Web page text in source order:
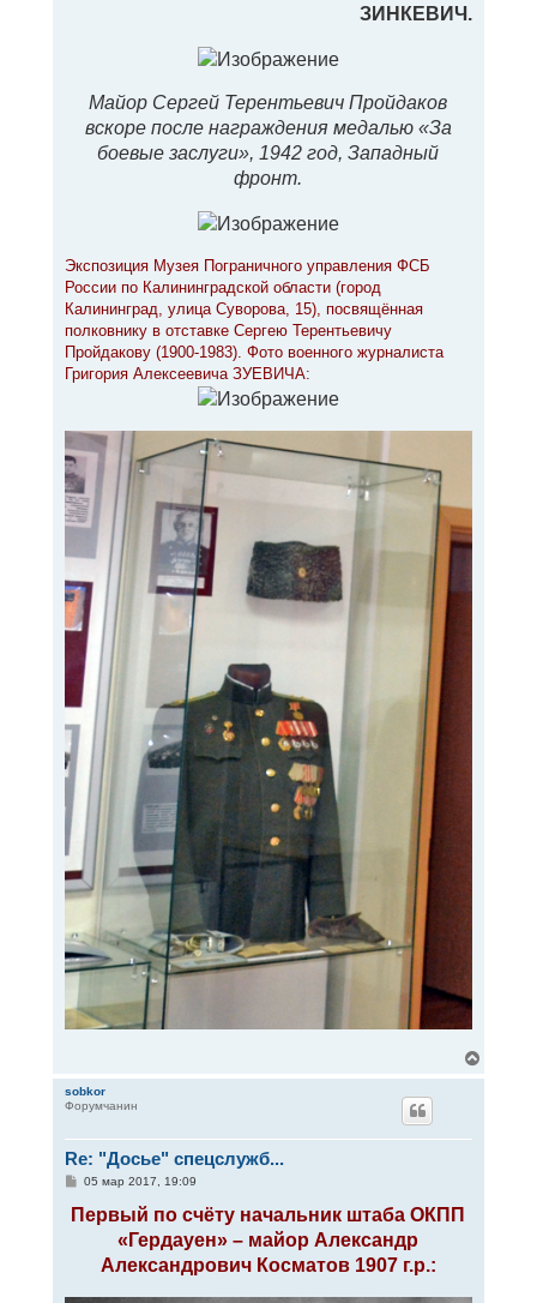
ЗИНКЕВИЧ.
Майор Сергей Терентьевич Пройдаков
вскоре после награждения медалью «За
боевые заслуги», 1942 год, Западный
фронт.
Экспозиция Музея Пограничного управления ФСБ
России по Калининградской области (город
Калининград, улица Суворова, 15), посвящённая
полковнику в отставке Сергею Терентьевичу
Пройдакову (1900-1983). Фото военного журналиста
Григория Алексеевича ЗУЕВИЧА:
sobkor
Форумчанин
Re: "Досье" спецслужб...
С
о
б
е
05 мар 2017, 19:09
Первый по счёту начальник штаба ОКПП
«Гердауен» – майор Александр
Александрович Косматов 1907 г.р.: